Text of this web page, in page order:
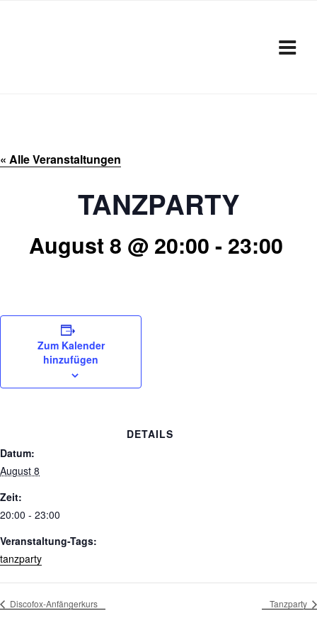
« Alle Veranstaltungen
TANZPARTY
August 8 @ 20:00 - 23:00
Zum Kalender
hinzufügen
DETAILS
Datum:
August 8
Zeit:
20:00 - 23:00
Veranstaltung-Tags:
tanzparty
Discofox-Anfängerkurs Tanzparty